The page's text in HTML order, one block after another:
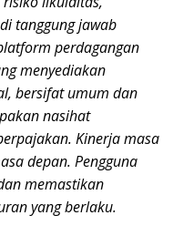
tanggung jawab
perdagangan
menyediakan
bersifat umum dan
nasihat
Kinerja masa
depan. Pengguna
memastikan
yang berlaku.